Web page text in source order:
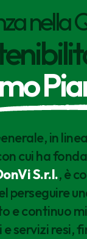
nella
in
cui ha
S.r.l., è
perseguire
e continuo
servizi resi,